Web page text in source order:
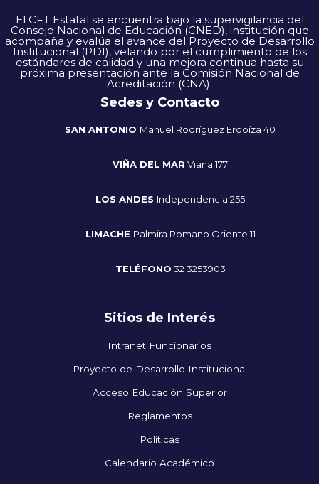
El CFT Estatal se encuentra bajo la supervigilancia del
Consejo Nacional de Educación (CNED), institución que
acompaña y evalúa el avance del Proyecto de Desarrollo
Institucional (PDI), velando por el cumplimiento de los
estándares de calidad y una mejora continua hasta su
próxima presentación ante la Comisión Nacional de
Acreditación (CNA).
Sedes y Contacto
SAN ANTONIO Manuel Rodríguez Erdoíza 40
VIÑA DEL MAR Viana 177
LOS ANDES Independencia 255
LIMACHE Palmira Romano Oriente 11
TELÉFONO 32 3253903
Sitios de Interés
Intranet Funcionarios
Proyecto de Desarrollo Institucional
Acceso Educación Superior
Reglamentos
Políticas
Calendario Académico